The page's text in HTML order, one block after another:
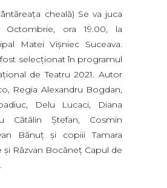
cheală) Se va juca
Octombrie, ora 19.00, la
Matei Vişniec Suceava.
selecţionat în programul
de Teatru 2021. Autor
Regia Alexandru Bogdan,
Delu Lucaci, Diana
Cătălin Ştefan, Cosmin
Bănuţ şi copiii Tamara
şi Răzvan Bocăneţ Capul de